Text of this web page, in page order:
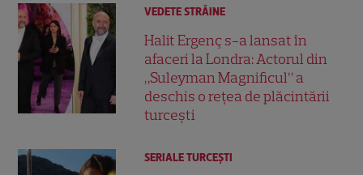
VEDETE STRĂINE
Halit Ergenç s-a lansat în
afaceri la Londra: Actorul din
„Suleyman Magnificul” a
deschis o rețea de plăcintării
turcești
SERIALE TURCEŞTI